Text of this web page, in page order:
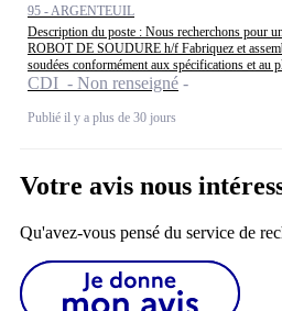
95 - ARGENTEUIL
Description du poste : Nous recherchons pour
ROBOT DE SOUDURE h/f Fabriquez et
soudées conformément aux spécifications et au
CDI - Non renseigné
Publié il y a plus de 30 jours
Votre avis nous
Qu'avez-vous pensé du service de